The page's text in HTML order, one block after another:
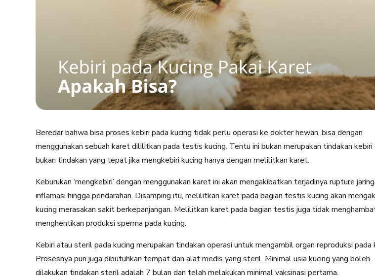
Beredar bahwa bisa proses kebiri pada kucing tidak perlu operasi ke dokter hewan, bisa dengan
menggunakan sebuah karet dililitkan pada testis kucing. Tentu ini bukan merupakan tindakan kebiri
bukan tindakan yang tepat jika mengkebiri kucing hanya dengan melilitkan karet.
Keburukan ‘mengkebiri’ dengan menggunakan karet ini akan mengakibatkan terjadinya rupture
inflamasi hingga pendarahan. Disamping itu, melilitkan karet pada bagian testis kucing akan
kucing merasakan sakit berkepanjangan. Melilitkan karet pada bagian testis juga tidak
menghentikan produksi sperma pada kucing.
Kebiri atau steril pada kucing merupakan tindakan operasi untuk mengambil organ reproduksi pada
Prosesnya pun juga dibutuhkan tempat dan alat medis yang steril. Minimal usia kucing yang boleh
dilakukan tindakan steril adalah 7 bulan dan telah melakukan minimal vaksinasi pertama.